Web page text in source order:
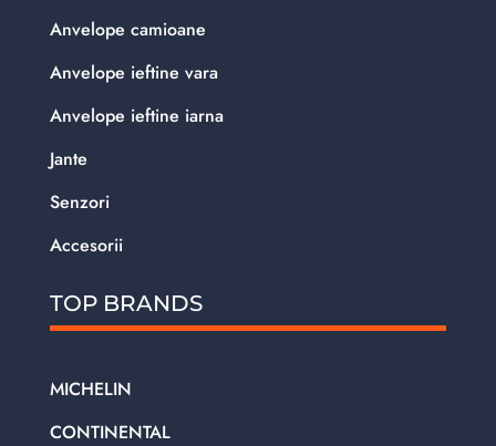
Anvelope camioane
Anvelope ieftine vara
Anvelope ieftine iarna
Jante
Senzori
Accesorii
TOP BRANDS
MICHELIN
CONTINENTAL